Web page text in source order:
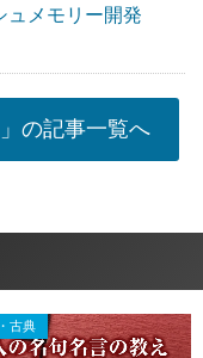
ュメモリー開発
の記事一覧へ
古典